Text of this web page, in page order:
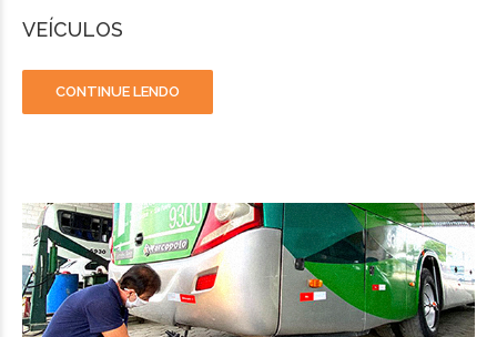
VEÍCULOS
CONTINUE LENDO